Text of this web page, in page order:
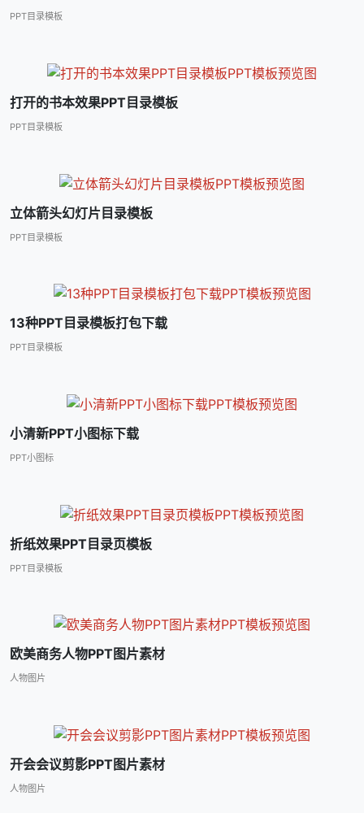
PPT目录模板
打开的书本效果PPT目录模板
PPT目录模板
立体箭头幻灯片目录模板
PPT目录模板
13种PPT目录模板打包下载
PPT目录模板
小清新PPT小图标下载
PPT小图标
折纸效果PPT目录页模板
PPT目录模板
欧美商务人物PPT图片素材
人物图片
开会会议剪影PPT图片素材
人物图片